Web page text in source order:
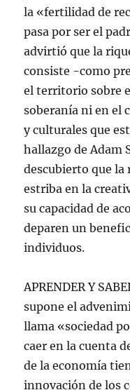
la «fertilidad de
pasa por ser el
advirtió que la
consiste -como
el territorio sobre
soberanía ni en el
y culturales que
hallazgo de Adam
descubierto que la
estriba en la
su capacidad de
deparen un
individuos.
APRENDER Y
supone el
llama «sociedad
caer en la cuenta
de la economía
innovación de los